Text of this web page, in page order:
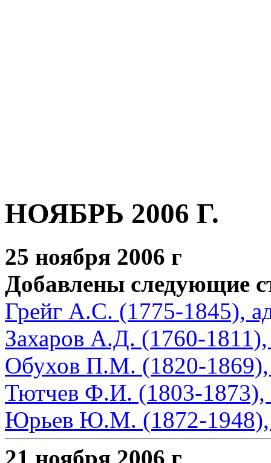
НОЯБРЬ 2006 Г.
25 ноября 2006 г
Добавлены следующие
Грейг А.С. (1775-1845),
Захаров А.Д. (1760-1811),
Обухов П.М. (1820-
Тютчев Ф.И. (1803-1873),
Юрьев Ю.М. (1872-1948),
21 ноября 2006 г